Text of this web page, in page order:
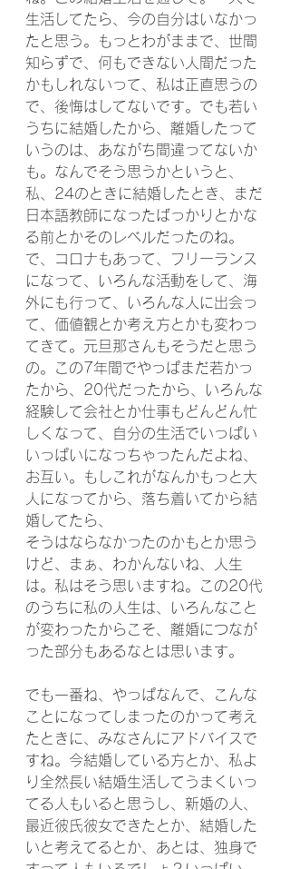
生活してたら、今の自分はいなかっ
たと思う。もっとわがままで、世間
知らずで、何もできない人間だった
かもしれないって、私は正直思うの
で、後悔はしてないです。でも若い
うちに結婚したから、離婚したって
いうのは、あながち間違ってないか
も。なんでそう思うかというと、
私、24のときに結婚したとき、まだ
日本語教師になったばっかりとかな
る前とかそのレベルだったのね。
で、コロナもあって、フリーランス
になって、いろんな活動をして、海
外にも行って、いろんな人に出会っ
て、価値観とか考え方とかも変わっ
てきて。元旦那さんもそうだと思う
の。この7年間でやっぱまだ若かっ
たから、20代だったから、いろんな
経験して会社とか仕事もどんどん忙
しくなって、自分の生活でいっぱい
いっぱいになっちゃったんだよね、
お互い。もしこれがなんかもっと大
人になってから、落ち着いてから結
婚してたら、
そうはならなかったのかもとか思う
けど、まぁ、わかんないね、人生
は。私はそう思いますね。この20代
のうちに私の人生は、いろんなこと
が変わったからこそ、離婚につなが
った部分もあるなとは思います。
でも一番ね、やっぱなんで、こんな
ことになってしまったのかって考え
たときに、みなさんにアドバイスで
すね。今結婚している方とか、私よ
り全然長い結婚生活してうまくいっ
てる人もいると思うし、新婚の人、
最近彼氏彼女できたとか、結婚した
いと考えてるとか、あとは、独身で